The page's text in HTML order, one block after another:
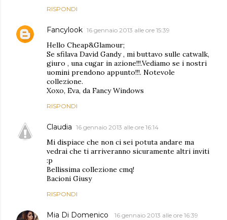
RISPONDI
Fancylook 16 gennaio 2013 alle ore 15:39
Hello Cheap&Glamour;
Se sfilava David Gandy , mi buttavo sulle catwalk,
giuro , una cugar in azione!!!.Vediamo se i nostri
uomini prendono appunto!!!. Notevole
collezione.
Xoxo, Eva, da Fancy Windows
RISPONDI
Claudia 16 gennaio 2013 alle ore 16:14
Mi dispiace che non ci sei potuta andare ma
vedrai che ti arriveranno sicuramente altri inviti
:p
Bellissima collezione cmq!
Bacioni Giusy
RISPONDI
Mia Di Domenico 16 gennaio 2013 alle ore 16:39